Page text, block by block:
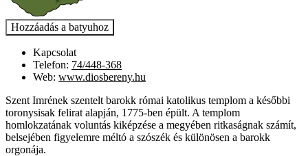
Kapcsolat
Telefon: 74/448-368
Web: www.diosbereny.hu
Szent Imrének szentelt barokk római katolikus templom a későbbi
toronysisak felirat alapján, 1775-ben épült. A templom
homlokzatának voluntás kiképzése a megyében ritkaságnak számít,
belsejében figyelemre méltó a szószék és különösen a barokk
orgonája.